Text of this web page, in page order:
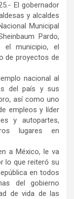
El gobernador
y alcaldes
Municipal
Pardo,
municipio, el
de proyectos de
nacional al
del país y sus
así como uno
empleos y líder
y autopartes,
lugares en
a México, le va
lo que reiteró su
en todos
del gobierno
de vida de las